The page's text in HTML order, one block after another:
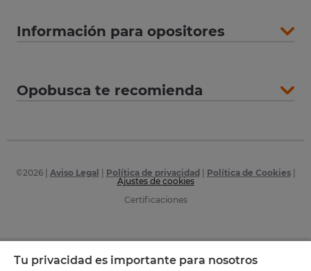
Información para opositores
Opobusca te recomienda
©2026| Aviso Legal Política de privacidad Política de Cookies|
Ajustes de cookies
Certificaciones
Tu privacidad es importante para nosotros